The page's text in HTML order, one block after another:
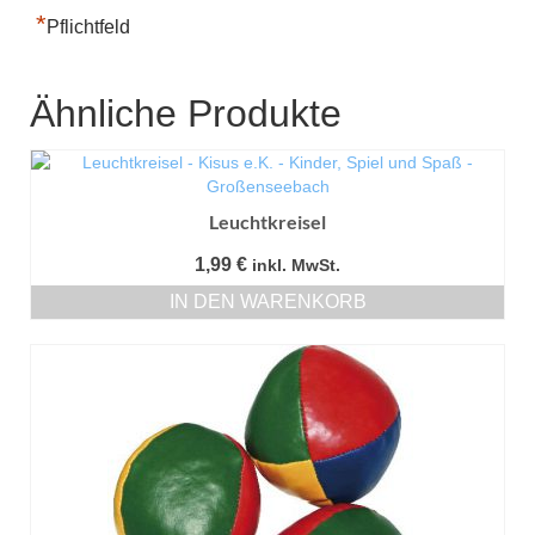
*Pflichtfeld
Ähnliche Produkte
Leuchtkreisel
1,99 € inkl. MwSt.
IN DEN WARENKORB